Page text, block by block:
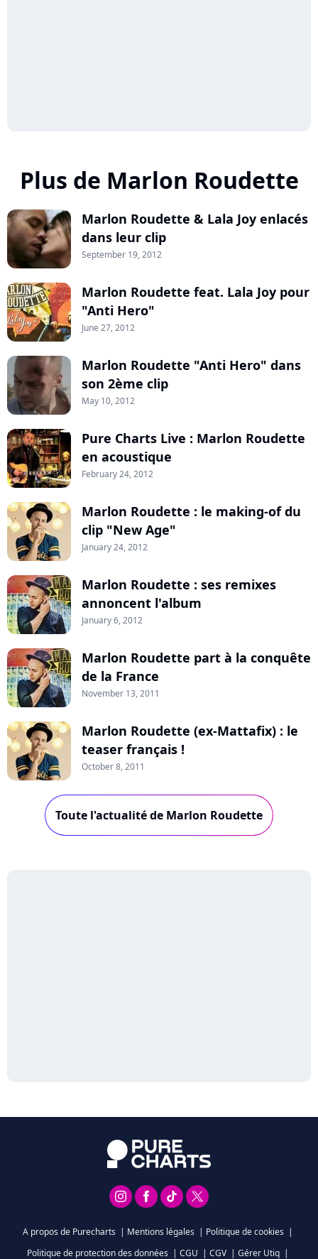
Plus de Marlon Roudette
Marlon Roudette & Lala Joy enlacés
dans leur clip
September 19, 2012
Marlon Roudette feat. Lala Joy pour
"Anti Hero"
June 27, 2012
Marlon Roudette "Anti Hero" dans
son 2ème clip
May 10, 2012
Pure Charts Live : Marlon Roudette
en acoustique
February 24, 2012
Marlon Roudette : le making-of du
clip "New Age"
January 24, 2012
Marlon Roudette : ses remixes
annoncent l'album
January 6, 2012
Marlon Roudette part à la conquête
de la France
November 13, 2011
Marlon Roudette (ex-Mattafix) : le
teaser français !
October 8, 2011
Toute l'actualité de Marlon Roudette
A propos de Purecharts | Mentions légales | Politique de cookies |
Politique de protection des données | CGU | CGV | Gérer Utiq |